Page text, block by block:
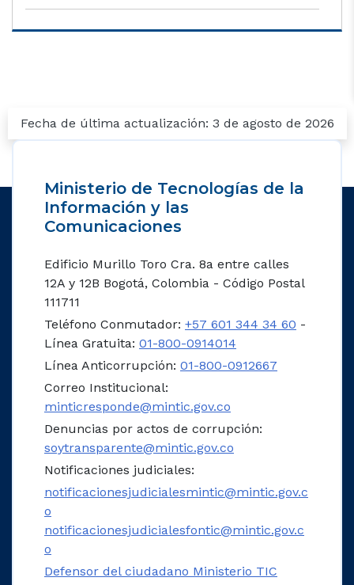
Fecha de última actualización: 3 de agosto de 2026
Ministerio de Tecnologías de la
Información y las
Comunicaciones
Edificio Murillo Toro Cra. 8a entre calles
12A y 12B Bogotá, Colombia - Código Postal
111711
Teléfono Conmutador: +57 601 344 34 60 -
Línea Gratuita: 01-800-0914014
Línea Anticorrupción: 01-800-0912667
Correo Institucional:
minticresponde@mintic.gov.co
Denuncias por actos de corrupción:
soytransparente@mintic.gov.co
Notificaciones judiciales:
notificacionesjudicialesmintic@mintic.gov.c
o
notificacionesjudicialesfontic@mintic.gov.c
o
Defensor del ciudadano Ministerio TIC